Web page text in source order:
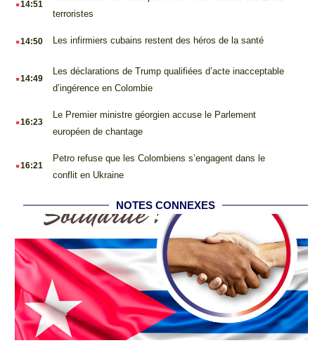
14:51
terroristes
.14:50 Les infirmiers cubains restent des héros de la santé
.14:49
Les déclarations de Trump qualifiées d’acte inacceptable
d’ingérence en Colombie
.16:23
Le Premier ministre géorgien accuse le Parlement
européen de chantage
.16:21
Petro refuse que les Colombiens s’engagent dans le
conflit en Ukraine
NOTES CONNEXES